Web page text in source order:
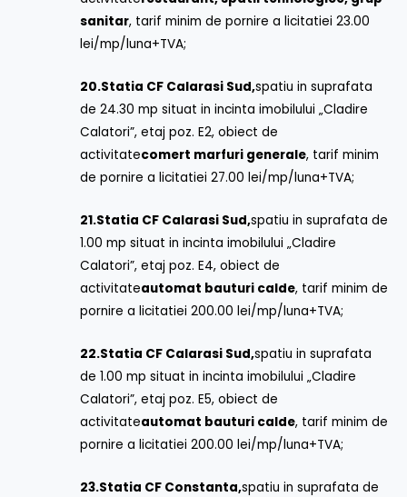
sanitar, tarif minim de pornire a licitatiei 23.00
lei/mp/luna+TVA;
20.Statia CF Calarasi Sud,spatiu in suprafata
de 24.30 mp situat in incinta imobilului „Cladire
Calatori”, etaj poz. E2, obiect de
activitatecomert marfuri generale, tarif minim
de pornire a licitatiei 27.00 lei/mp/luna+TVA;
21.Statia CF Calarasi Sud,spatiu in suprafata de
1.00 mp situat in incinta imobilului „Cladire
Calatori”, etaj poz. E4, obiect de
activitateautomat bauturi calde, tarif minim de
pornire a licitatiei 200.00 lei/mp/luna+TVA;
22.Statia CF Calarasi Sud,spatiu in suprafata
de 1.00 mp situat in incinta imobilului „Cladire
Calatori”, etaj poz. E5, obiect de
activitateautomat bauturi calde, tarif minim de
pornire a licitatiei 200.00 lei/mp/luna+TVA;
23.Statia CF Constanta,spatiu in suprafata de